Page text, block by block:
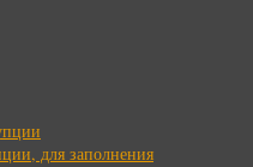
для заполнения